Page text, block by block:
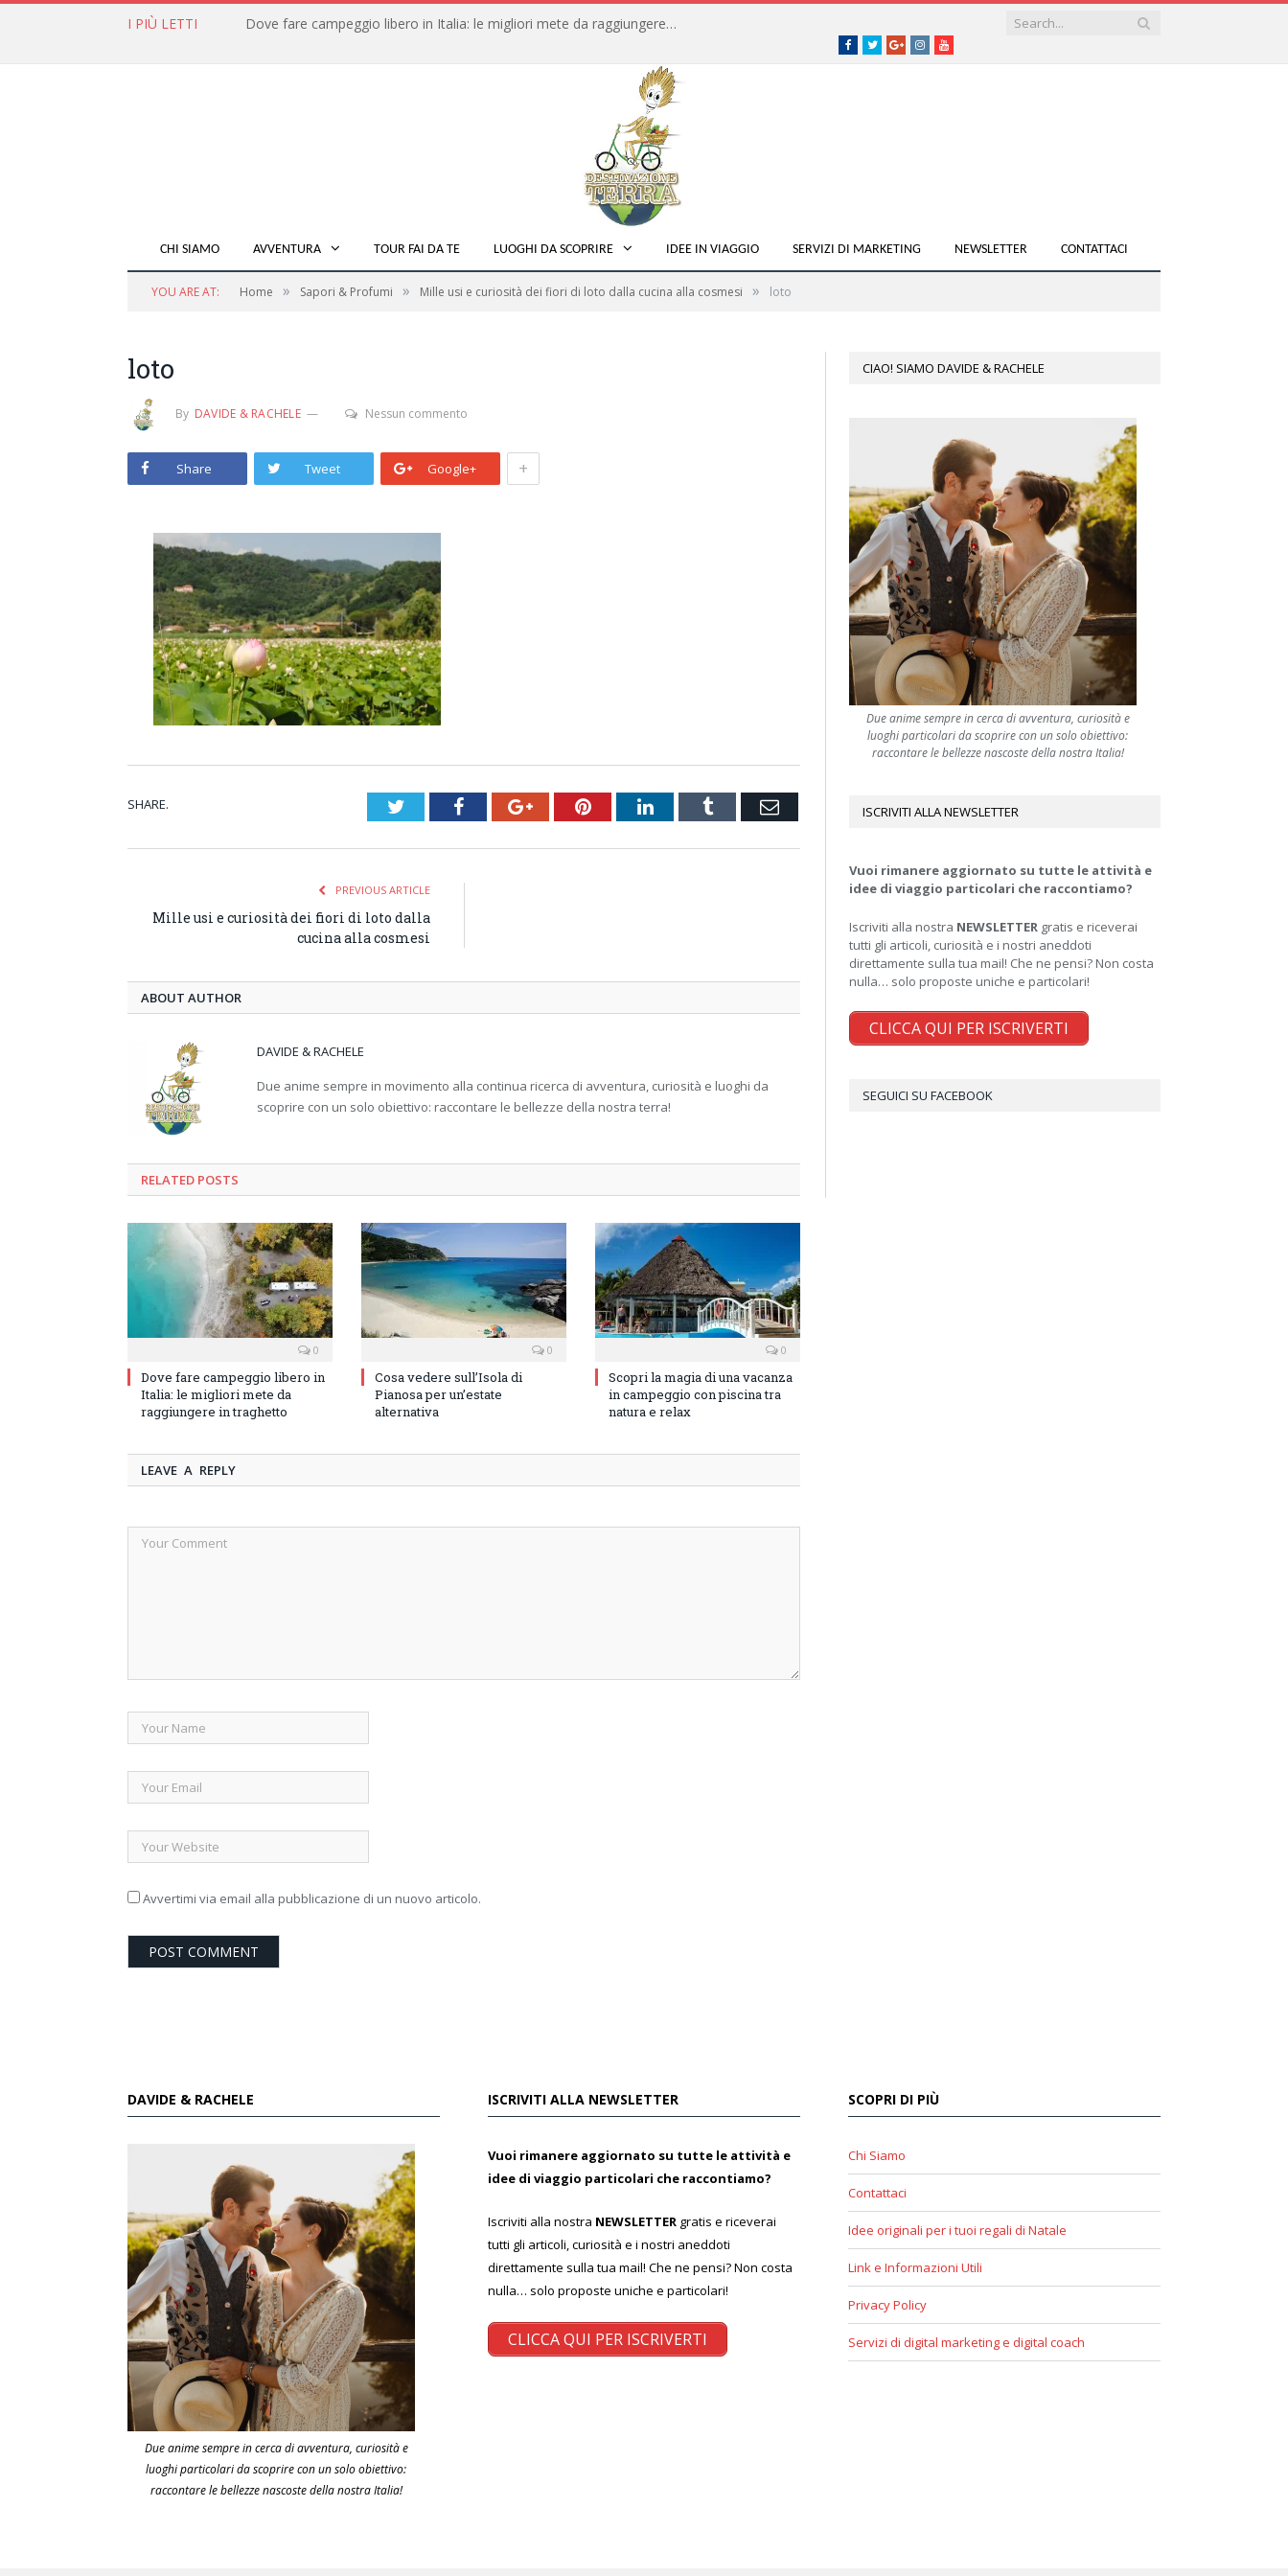
I PIÙ LETTI Dove fare campeggio libero in Italia: le migliori mete da raggiungere in traghetto
Facebook
TwitterGoogle+instagramyoutube
CHI SIAMO AVVENTURA TOUR FAI DA TE LUOGHI DA SCOPRIRE IDEE IN VIAGGIO SERVIZI DI MARKETING NEWSLETTER CONTATTACI
YOU ARE AT: Home » Sapori & Profumi » Mille usi e curiosità dei fiori di loto dalla cucina alla cosmesi » loto
loto
By DAVIDE & RACHELE Nessun commento
Share Tweet Google+ +
SHARE. TwitterFacebookGoogle+PinterestLinkedInTumblr Email
PREVIOUS ARTICLE
Mille usi e curiosità dei fiori di loto dalla
cucina alla cosmesi
ABOUT AUTHOR
DAVIDE & RACHELE
Due anime sempre in movimento alla continua ricerca di avventura, curiosità e luoghi da
scoprire con un solo obiettivo: raccontare le bellezze della nostra terra!
RELATED POSTS
0
Dove fare campeggio libero in
Italia: le migliori mete da
raggiungere in traghetto
0
Cosa vedere sull’Isola di
Pianosa per un’estate
alternativa
0
Scopri la magia di una vacanza
in campeggio con piscina tra
natura e relax
LEAVE A REPLY
Avvertimi via email alla pubblicazione di un nuovo articolo.
CIAO! SIAMO DAVIDE & RACHELE
Due anime sempre in cerca di avventura, curiosità e
luoghi particolari da scoprire con un solo obiettivo:
raccontare le bellezze nascoste della nostra Italia!
ISCRIVITI ALLA NEWSLETTER
Vuoi rimanere aggiornato su tutte le attività e
idee di viaggio particolari che raccontiamo?
Iscriviti alla nostra NEWSLETTER gratis e riceverai
tutti gli articoli, curiosità e i nostri aneddoti
direttamente sulla tua mail! Che ne pensi? Non costa
nulla… solo proposte uniche e particolari!
CLICCA QUI PER ISCRIVERTI
SEGUICI SU FACEBOOK
DAVIDE & RACHELE
Due anime sempre in cerca di avventura, curiosità e
luoghi particolari da scoprire con un solo obiettivo:
raccontare le bellezze nascoste della nostra Italia!
ISCRIVITI ALLA NEWSLETTER
Vuoi rimanere aggiornato su tutte le attività e
idee di viaggio particolari che raccontiamo?
Iscriviti alla nostra NEWSLETTER gratis e riceverai
tutti gli articoli, curiosità e i nostri aneddoti
direttamente sulla tua mail! Che ne pensi? Non costa
nulla… solo proposte uniche e particolari!
CLICCA QUI PER ISCRIVERTI
SCOPRI DI PIÙ
Chi Siamo
Contattaci
Idee originali per i tuoi regali di Natale
Link e Informazioni Utili
Privacy Policy
Servizi di digital marketing e digital coach